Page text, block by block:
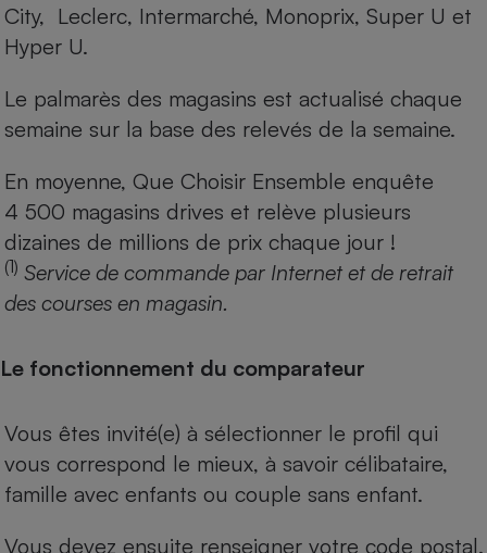
City, Leclerc, Intermarché, Monoprix, Super U et
Hyper U.
Le palmarès des magasins est actualisé chaque
semaine sur la base des relevés de la semaine.
En moyenne, Que Choisir Ensemble enquête
4 500 magasins drives et relève plusieurs
dizaines de millions de prix chaque jour !
(1) Service de commande par Internet et de retrait
des courses en magasin.
Le fonctionnement du comparateur
Vous êtes invité(e) à sélectionner le profil qui
vous correspond le mieux, à savoir célibataire,
famille avec enfants ou couple sans enfant.
Vous devez ensuite renseigner votre code postal.